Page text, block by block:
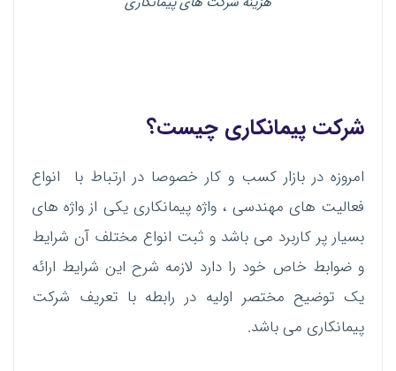
شرکت پیمانکاری چیست؟
امروزه در بازار کسب و کار خصوصا در ارتباط با انواع
فعالیت های مهندسی ، واژه پیمانکاری یکی از واژه های
بسیار پر کاربرد می باشد و ثبت انواع مختلف آن شرایط
و ضوابط خاص خود را دارد لازمه شرح این شرایط ارائه
یک توضیح مختصر اولیه در رابطه با تعریف شرکت
پیمانکاری می باشد.